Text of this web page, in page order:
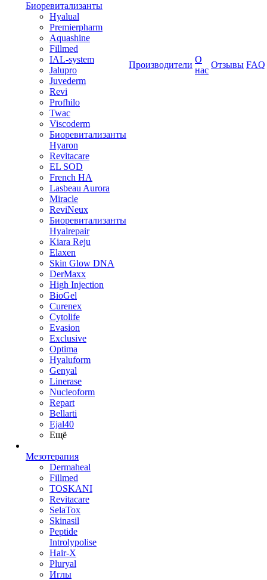
Биоревитализанты
Hyalual
Premierpharm
Aquashine
Fillmed
IAL-system
Jalupro
Juvederm
Revi
Profhilo
Twac
Viscoderm
Биоревитализанты
Hyaron
Revitacare
EL SOD
French HA
Lasbeau Aurora
Miracle
ReviNeux
Биоревитализанты
Hyalrepair
Kiara Reju
Elaxen
Skin Glow DNA
DerMaxx
High Injection
BioGel
Curenex
Cytolife
Evasion
Exclusive
Optima
Hyaluform
Genyal
Linerase
Nucleoform
Repart
Bellarti
Ejal40
Ещё
Мезотерапия
Dermaheal
Fillmed
TOSKANI
Revitacare
SelaTox
Skinasil
Peptide
Introlypolise
Hair-X
Pluryal
Иглы
Производители
О
нас
Отзывы FAQ